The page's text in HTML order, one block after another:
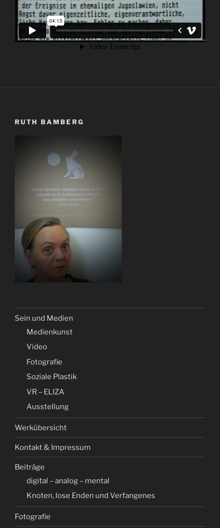
RUTH BAMBERG
Sein und Medien
Medienkunst
Video
Fotografie
Soziale Plastik
VR – ELIZA
Ausstellung
Werkübersicht
Kontakt & Impressum
Beiträge
digital – analog – mental
Knoten, lose Enden und Verfangenes
Fotografie